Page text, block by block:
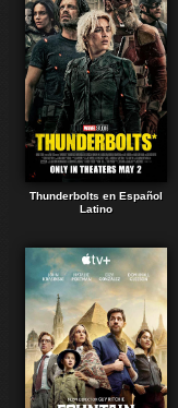
Thunderbolts en Español
Latino